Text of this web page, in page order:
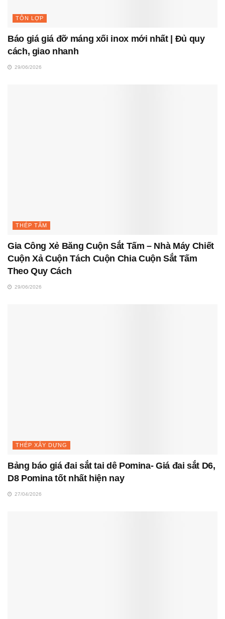
TÔN LỢP
Báo giá giá đỡ máng xối inox mới nhất | Đủ quy
cách, giao nhanh
29/06/2026
THÉP TẤM
Gia Công Xẻ Băng Cuộn Sắt Tấm – Nhà Máy Chiết
Cuộn Xả Cuộn Tách Cuộn Chia Cuộn Sắt Tấm
Theo Quy Cách
29/06/2026
THÉP XÂY DỰNG
Bảng báo giá đai sắt tai dê Pomina- Giá đai sắt D6,
D8 Pomina tốt nhất hiện nay
27/04/2026